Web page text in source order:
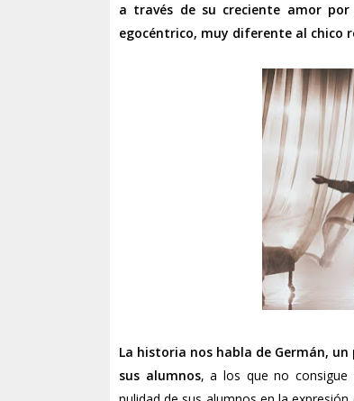
a través de su creciente amor
egocéntrico, muy diferente al chico
La historia nos habla de Germán,
sus alumnos, a los que no consigue